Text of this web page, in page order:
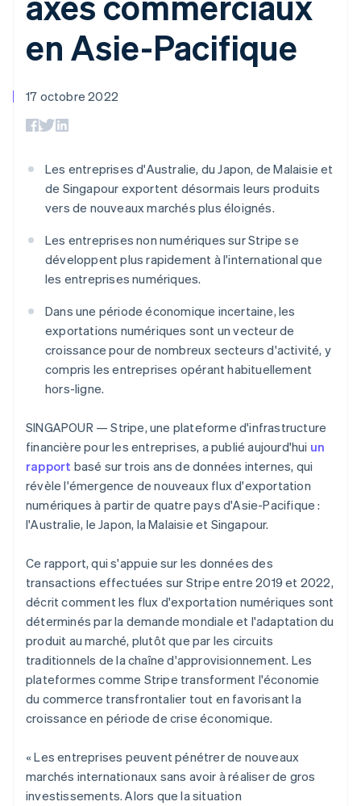
UI flexibles
Moyens de
paiement
Accès à plus
de 125
Paiements en
Authorization
optimisée
Link
Paiements
accélérés
Connections
Comptes
financiers
associés
Recognition
Comptabilité
automatisée
Stripe Sigma
Rapports
cryptomonnaie
intégrables
Plus
Product roadmap
Découvrez les prochaines évolutions
Radar
Atlas
Constitution de start-up
Climate
Élimination du carbone
Identity
Vérification de l'identité
Stripe Sessions 2026
Découvrez comment Stripe construit l’infrastructure
Regarder la vidéo
l’application
Gestion financière
Plateformes
Entreprises d'IA
Économie des
créateurs
Jeux
loisirs
Assurance
Médias et
divertissements
non lucratif
Services aux
entreprises
Secteur public
Commerce en ligne
Écosystème
Partenaires
Stripe App Marketplace
Gérer des
Proposer une
facturation à l'usage
des stablecoins
Ressources
Intégrations
d'applications
Exemples de code
Blog des développeurs
État de l'API
Entreprise
Roadmap produit
Carrières
Contact
Devenir partenaire
en Asie-Pacifique
17 octobre 2022
Les entreprises d'Australie, du Japon, de Malaisie et
de Singapour exportent désormais leurs produits
vers de nouveaux marchés plus éloignés.
Les entreprises non numériques sur Stripe se
développent plus rapidement à l'international que
les entreprises numériques.
Dans une période économique incertaine, les
exportations numériques sont un vecteur de
croissance pour de nombreux secteurs d'activité, y
compris les entreprises opérant habituellement
hors-ligne.
SINGAPOUR — Stripe, une plateforme d'infrastructure
financière pour les entreprises, a publié aujourd'hui un
rapport basé sur trois ans de données internes, qui
révèle l'émergence de nouveaux flux d'exportation
numériques à partir de quatre pays d'Asie-Pacifique :
l'Australie, le Japon, la Malaisie et Singapour.
Ce rapport, qui s'appuie sur les données des
transactions effectuées sur Stripe entre 2019 et 2022,
décrit comment les flux d'exportation numériques sont
déterminés par la demande mondiale et l'adaptation du
produit au marché, plutôt que par les circuits
traditionnels de la chaîne d'approvisionnement. Les
plateformes comme Stripe transforment l'économie
du commerce transfrontalier tout en favorisant la
croissance en période de crise économique.
« Les entreprises peuvent pénétrer de nouveaux
marchés internationaux sans avoir à réaliser de gros
investissements. Alors que la situation